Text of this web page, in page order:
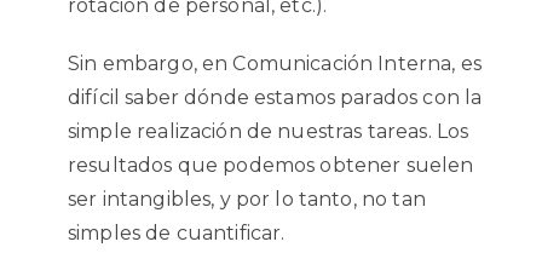
rotación de personal, etc.).
Sin embargo, en Comunicación Interna, es
difícil saber dónde estamos parados con la
simple realización de nuestras tareas. Los
resultados que podemos obtener suelen
ser intangibles, y por lo tanto, no tan
simples de cuantificar.